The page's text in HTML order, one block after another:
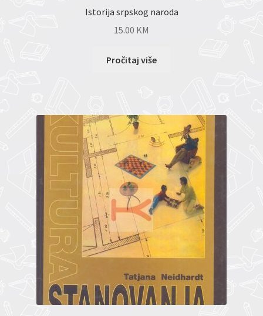
Istorija srpskog naroda
15.00 KM
Pročitaj više